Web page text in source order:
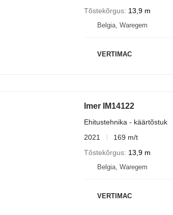
Tõstekõrgus 13,9 m
Belgia, Waregem
VERTIMAC
Imer IM14122
Ehitustehnika - käärtõstuk
2021
169 m/t
Tõstekõrgus 13,9 m
Belgia, Waregem
VERTIMAC